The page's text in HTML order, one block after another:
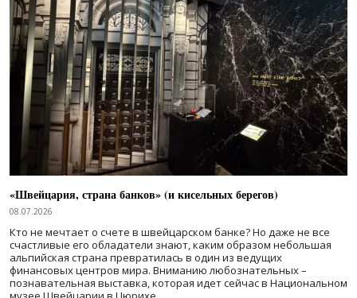
«Швейцария, страна банков» (и кисельных берегов)
08.07.2026
Кто не мечтает о счете в швейцарском банке? Но даже не все
счастливые его обладатели знают, каким образом небольшая
альпийская страна превратилась в один из ведущих
финансовых центров мира. Вниманию любознательных –
познавательная выставка, которая идет сейчас в Национальном